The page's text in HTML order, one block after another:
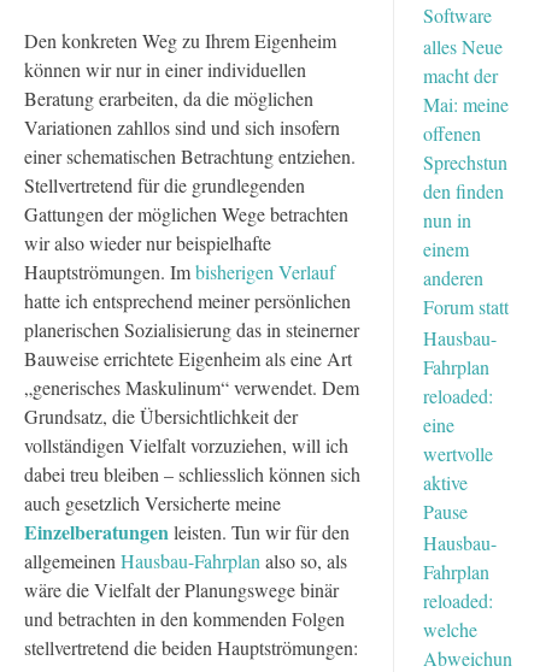
Den konkreten Weg zu Ihrem Eigenheim
können wir nur in einer individuellen
Beratung erarbeiten, da die möglichen
Variationen zahllos sind und sich insofern
einer schematischen Betrachtung entziehen.
Stellvertretend für die grundlegenden
Gattungen der möglichen Wege betrachten
wir also wieder nur beispielhafte
Hauptströmungen. Imbisherigen Verlauf
hatte ich entsprechend meiner persönlichen
planerischen Sozialisierung das in steinerner
Bauweise errichtete Eigenheim als eine Art
„generisches Maskulinum“ verwendet. Dem
Grundsatz, die Übersichtlichkeit der
vollständigen Vielfalt vorzuziehen, will ich
dabei treu bleiben – schliesslich können sich
auch gesetzlich Versicherte meine
Einzelberatungenleisten. Tun wir für den
allgemeinenHausbau-Fahrplanalso so, als
wäre die Vielfalt der Planungswege binär
und betrachten in den kommenden Folgen
stellvertretend die beiden Hauptströmungen:
Software
alles Neue
macht der
Mai: meine
offenen
Sprechstun
den finden
nun in
einem
anderen
Forum statt
Hausbau-
Fahrplan
reloaded:
eine
wertvolle
aktive
Pause
Hausbau-
Fahrplan
reloaded:
welche
Abweichun